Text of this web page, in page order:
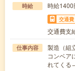
時給 時給
交通費
交通費支
仕事内容
製造（組
コンベア
れてくる